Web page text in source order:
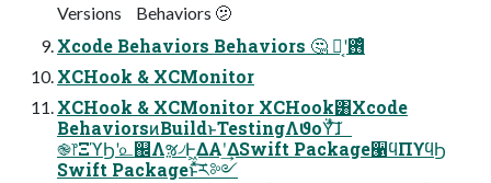
Versions Behaviors 🫤
Xcode Behaviors Behaviors 🤔 Կ͔ʹ࢖͑ͦ͏
XCHook & XCMonitor
XCHook & XCMonitor XCHook͸Xcode
BehaviorsͷBuildͱTestingΛϑοΫͯ͠ɺ
֎෦ΞϓϦʹ௨஌Λૹ৴Ͱ͖ΔΑ͏ʹ͢ΔSwift Package੡ϥΠϒϥϦ
Swift Packageͱͯ͠ར༻